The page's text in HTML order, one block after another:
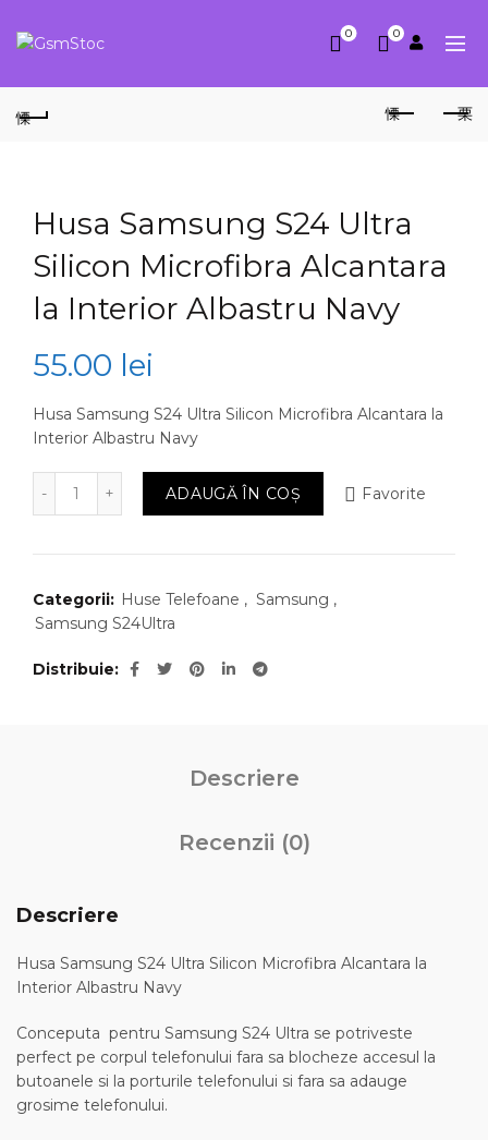
0 0
Husa Samsung S24 Ultra
Silicon Microfibra Alcantara
la Interior Albastru Navy
55.00 lei
Husa Samsung S24 Ultra Silicon Microfibra Alcantara la
Interior Albastru Navy
Cantitate Husa Samsung S24 Ultra Silicon Microfibra
ADAUGĂ ÎN COȘ Favorite
Categorii: Huse Telefoane , Samsung ,
Samsung S24Ultra
Distribuie
Descriere
Recenzii (0)
Descriere
Husa Samsung S24 Ultra Silicon Microfibra Alcantara la
Interior Albastru Navy
Conceputa pentru Samsung S24 Ultra se potriveste
perfect pe corpul telefonului fara sa blocheze accesul la
butoanele si la porturile telefonului si fara sa adauge
grosime telefonului.